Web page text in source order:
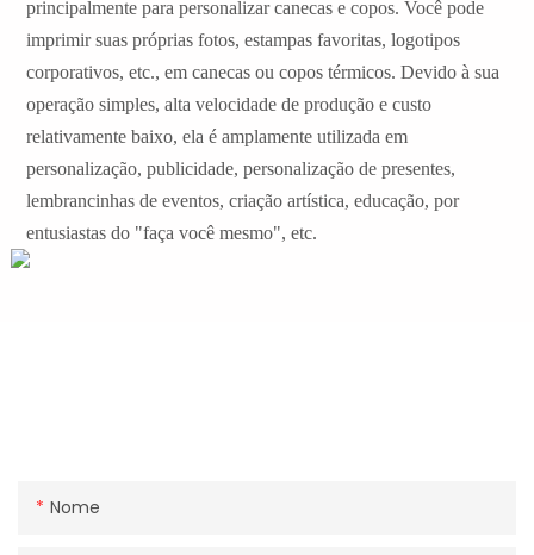
principalmente para personalizar canecas e copos. Você pode
imprimir suas próprias fotos, estampas favoritas, logotipos
corporativos, etc., em canecas ou copos térmicos. Devido à sua
operação simples, alta velocidade de produção e custo
relativamente baixo, ela é amplamente utilizada em
personalização, publicidade, personalização de presentes,
lembrancinhas de eventos, criação artística, educação, por
entusiastas do "faça você mesmo", etc.
Nome